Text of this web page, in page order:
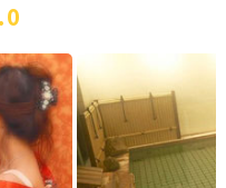
岐阜県(5)